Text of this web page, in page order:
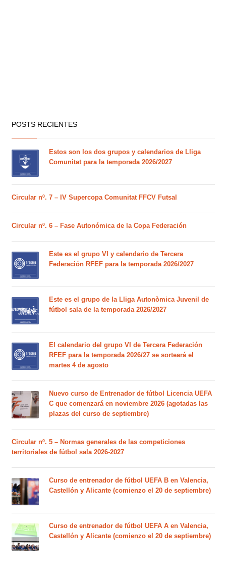
POSTS RECIENTES
Estos son los dos grupos y calendarios de Lliga
Comunitat para la temporada 2026/2027
Circular nº. 7 – IV Supercopa Comunitat FFCV Futsal
Circular nº. 6 – Fase Autonómica de la Copa Federación
Este es el grupo VI y calendario de Tercera
Federación RFEF para la temporada 2026/2027
Este es el grupo de la Lliga Autonòmica Juvenil de
fútbol sala de la temporada 2026/2027
El calendario del grupo VI de Tercera Federación
RFEF para la temporada 2026/27 se sorteará el
martes 4 de agosto
Nuevo curso de Entrenador de fútbol Licencia UEFA
C que comenzará en noviembre 2026 (agotadas las
plazas del curso de septiembre)
Circular nº. 5 – Normas generales de las competiciones
territoriales de fútbol sala 2026-2027
Curso de entrenador de fútbol UEFA B en Valencia,
Castellón y Alicante (comienzo el 20 de septiembre)
Curso de entrenador de fútbol UEFA A en Valencia,
Castellón y Alicante (comienzo el 20 de septiembre)